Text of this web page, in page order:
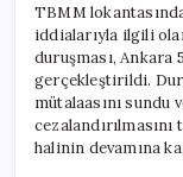
TBMM
iddialarıyla ilgili
duruşması, Ankara
gerçekleştirildi.
mütalaasını sundu
halinin devamına